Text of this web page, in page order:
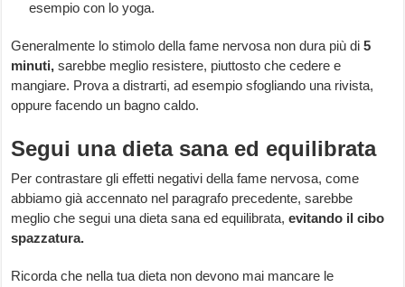
esempio con lo yoga.
Generalmente lo stimolo della fame nervosa non dura più di5
minuti, sarebbe meglio resistere, piuttosto che cedere e
mangiare. Prova a distrarti, ad esempio sfogliando una rivista,
oppure facendo un bagno caldo.
Segui una dieta sana ed equilibrata
Per contrastare gli effetti negativi della fame nervosa, come
abbiamo già accennato nel paragrafo precedente, sarebbe
meglio che segui una dieta sana ed equilibrata,evitando il cibo
spazzatura.
Ricorda che nella tua dieta non devono mai mancare le